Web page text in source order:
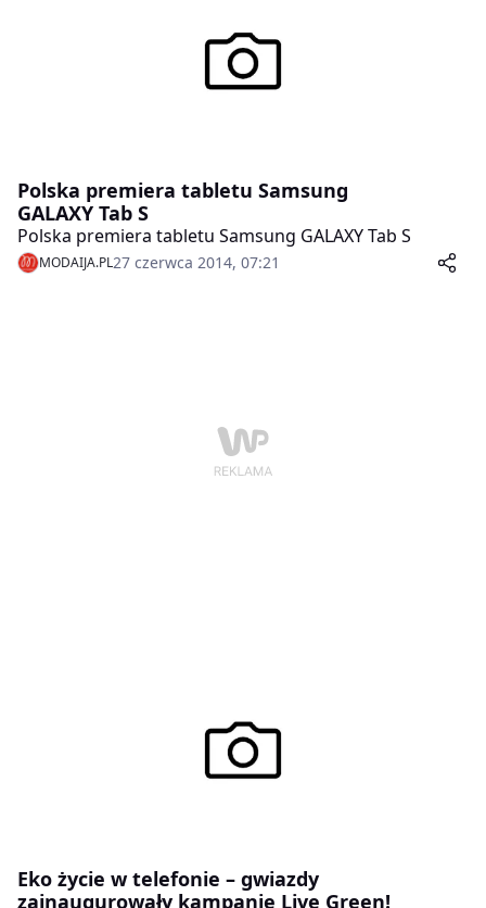
Polska premiera tabletu Samsung
GALAXY Tab S
Polska premiera tabletu Samsung GALAXY Tab S
MODAIJA.PL27 czerwca 2014, 07:21
Eko życie w telefonie – gwiazdy
zainaugurowały kampanię Live Green!